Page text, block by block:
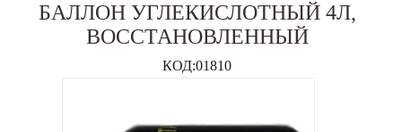
БАЛЛОН УГЛЕКИСЛОТНЫЙ 4Л,
ВОССТАНОВЛЕННЫЙ
КОД:01810